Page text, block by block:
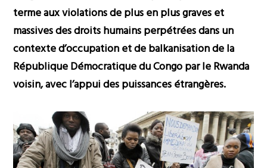
terme aux violations de plus en plus graves et
massives des droits humains perpétrées dans un
contexte d’occupation et de balkanisation de la
République Démocratique du Congo par le Rwanda
voisin, avec l’appui des puissances étrangères.